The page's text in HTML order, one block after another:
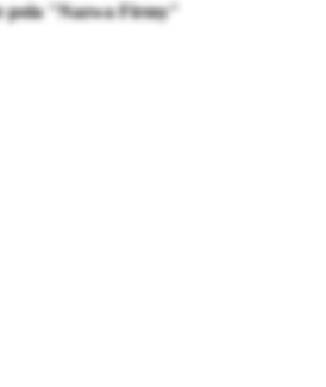
pola "Nazwa Firmy"